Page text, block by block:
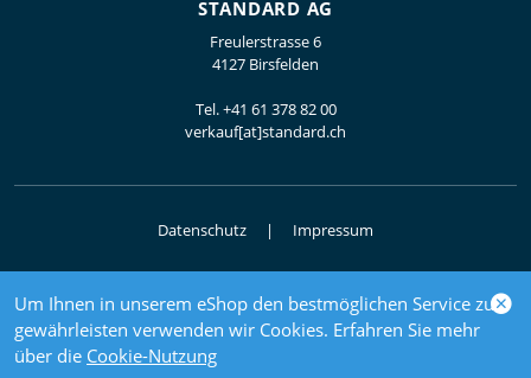
Um Ihnen in unserem eShop den bestmöglichen Service zu
gewährleisten verwenden wir Cookies. Erfahren Sie mehr
über die Cookie-Nutzung
STANDARD AG
Freulerstrasse 6
4127 Birsfelden
Tel.+41 61 378 82 00
verkauf[at]standard.ch
Datenschutz Impressum
© 2026 Elektrogrosshandel
powered by polynorm